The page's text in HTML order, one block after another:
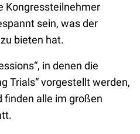
Kongressteilnehmer
sein, was der
bieten hat.
in denen die
Trials“ vorgestellt werden,
finden alle im großen